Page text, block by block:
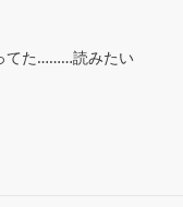
てた………読みたい